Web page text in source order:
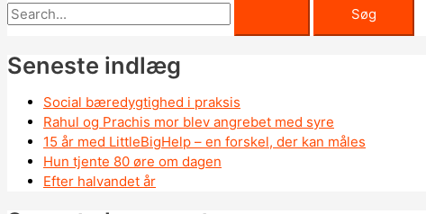
Seneste indlæg
Social bæredygtighed i praksis
Rahul og Prachis mor blev angrebet med syre
15 år med LittleBigHelp – en forskel, der kan måles
Hun tjente 80 øre om dagen
Efter halvandet år